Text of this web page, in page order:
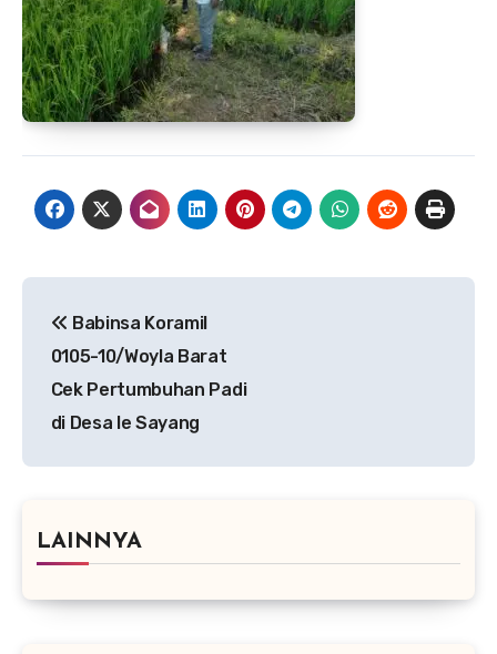
pos
‎Babinsa Koramil
0105-10/Woyla Barat
Cek Pertumbuhan Padi
di Desa Ie Sayang
LAINNYA